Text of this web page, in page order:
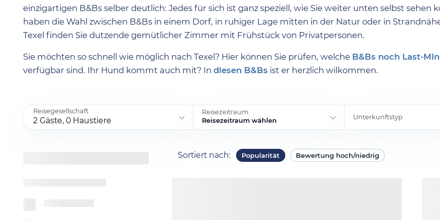
einzigartigen B&Bs selber deutlich: Jedes für sich ist ganz speziell, wie Sie weiter unten selbst sehen
haben die Wahl zwischen B&Bs in einem Dorf, in ruhiger Lage mitten in der Natur oder in
Texel finden Sie dutzende gemütlicher Zimmer mit Frühstück von Privatpersonen.
Sie möchten so schnell wie möglich nach Texel? Hier können Sie prüfen, welche B&Bs noch Last-
verfügbar sind. Ihr Hund kommt auch mit? In diesen B&Bs ist er herzlich wilkommen.
Reisegesellschaft
2 Gäste, 0 Haustiere
Reisezeitraum
Reisezeitraum wählen
Unterkunftstyp
Sortiert nach: Popularität Bewertung hoch/niedrig